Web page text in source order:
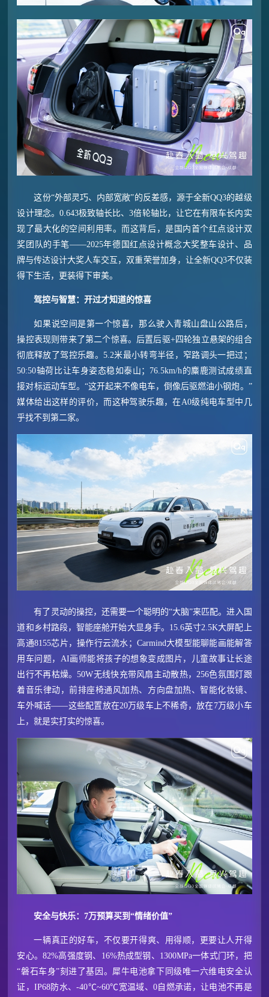
这份“外部灵巧、内部宽敞”的反差感，源于全新QQ3的越级
设计理念。0.643极致轴长比、3倍轮轴比，让它在有限车长内实
现了最大化的空间利用率。而这背后，是国内首个红点设计双
奖团队的手笔——2025年德国红点设计概念大奖整车设计、品
牌与传达设计大奖人车交互，双重荣誉加身，让全新QQ3不仅装
得下生活，更装得下审美。
驾控与智慧：开过才知道的惊喜
如果说空间是第一个惊喜，那么驶入青城山盘山公路后，
操控表现则带来了第二个惊喜。后置后驱+四轮独立悬架的组合
彻底释放了驾控乐趣。5.2米最小转弯半径，窄路调头一把过；
50:50轴荷比让车身姿态稳如泰山；76.5km/h的麋鹿测试成绩直
接对标运动车型。“这开起来不像电车，倒像后驱燃油小钢炮。”
媒体给出这样的评价，而这种驾驶乐趣，在A0级纯电车型中几
乎找不到第二家。
有了灵动的操控，还需要一个聪明的“大脑”来匹配。进入国
道和乡村路段，智能座舱开始大显身手。15.6英寸2.5K大屏配上
高通8155芯片，操作行云流水；Carmind大模型能聊能画能解答
用车问题，AI画师能将孩子的想象变成图片，儿童故事让长途
出行不再枯燥。50W无线快充带风扇主动散热，256色氛围灯跟
着音乐律动，前排座椅通风加热、方向盘加热、智能化妆镜、
车外喊话——这些配置放在20万级车上不稀奇，放在7万级小车
上，就是实打实的惊喜。
安全与快乐：7万预算买到“情绪价值”
一辆真正的好车，不仅要开得爽、用得顺，更要让人开得
安心。82%高强度钢、16%热成型钢、1300MPa一体式门环，把
“磐石车身”刻进了基因。犀牛电池拿下同级唯一六维电安全认
证，IP68防水、-40℃~60℃宽温域、0自燃承诺，让电池不再是